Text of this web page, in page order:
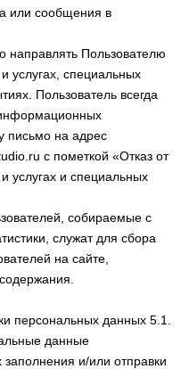
или сообщения в
направлять Пользователю
услугах, специальных
Пользователь всегда
письмо на адрес
с пометкой «Отказ от
услугах и специальных
собираемые с
служат для сбора
на сайте,
персональных данных 5.1.
данные
заполнения и/или отправки